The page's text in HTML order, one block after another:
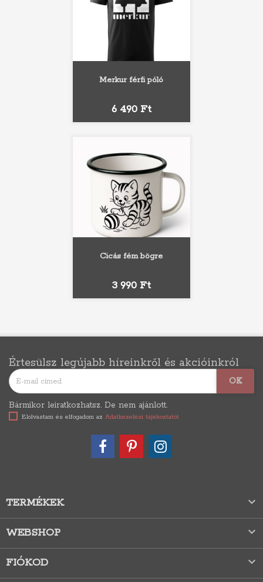
Merkur férfi póló
Ár
6 490 Ft
Cicás fém bögre
Ár
3 990 Ft
Értesülsz legújabb híreinkről és akcióinkról
Bármikor leiratkozhatsz. De nem ajánlott.
Elolvastam és elfogadom az Adatkezelési tájékoztatót
TERMÉKEK 
WEBSHOP 
FIÓKOD 